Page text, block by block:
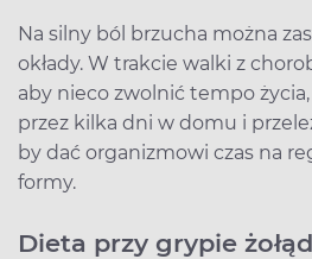
Na silny ból brzucha można
okłady. W trakcie walki z
aby nieco zwolnić tempo
przez kilka dni w domu i
by dać organizmowi czas na
formy.
Dieta przy grypie